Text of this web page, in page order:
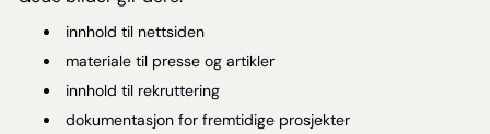
innhold til nettsiden
materiale til presse og artikler
innhold til rekruttering
dokumentasjon for fremtidige prosjekter